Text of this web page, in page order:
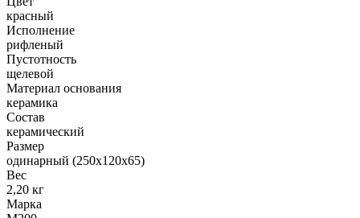
красный
Исполнение
рифленый
Пустотность
щелевой
Материал основания
керамика
Состав
керамический
Размер
одинарный (250х120х65)
Вес
2,20 кг
Марка